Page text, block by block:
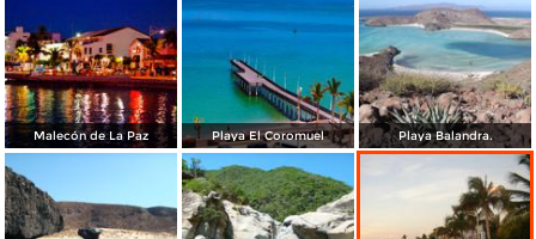
Malecón de La Paz Playa El Coromuel Playa Balandra.